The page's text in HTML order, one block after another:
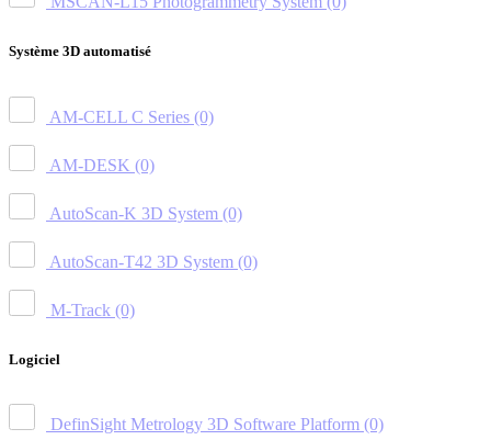
Système 3D automatisé
AM-CELL C Series (0)
AM-DESK (0)
AutoScan-K 3D System (0)
AutoScan-T42 3D System (0)
M-Track (0)
Logiciel
DefinSight Metrology 3D Software Platform (0)